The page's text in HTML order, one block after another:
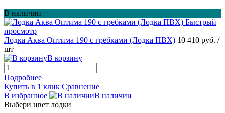
В наличии
Быстрый
просмотр
Лодка Аква Оптима 190 с гребками (Лодка ПВХ) 10 410 руб. /
шт
В корзину
Подробнее
Купить в 1 клик Сравнение
В избранное
В наличии
Выбери цвет лодки